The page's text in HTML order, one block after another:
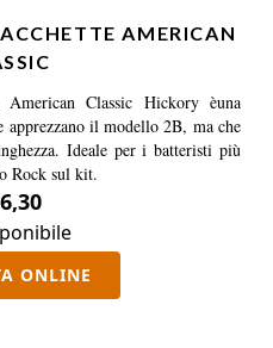
AMERICAN
Classic Hickory èuna
apprezzano il modello 2B, ma che
Ideale per i batteristi più
Rock sul kit.
ONLINE